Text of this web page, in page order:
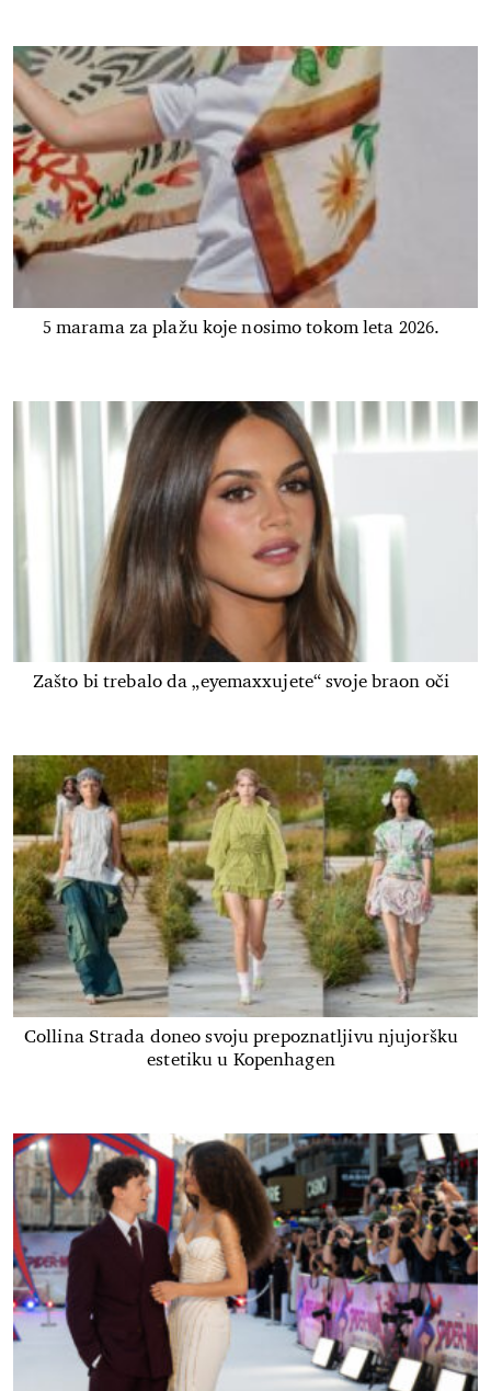
5 marama za plažu koje nosimo tokom leta 2026.
Zašto bi trebalo da „eyemaxxujete“ svoje braon oči
Collina Strada doneo svoju prepoznatljivu njujoršku
estetiku u Kopenhagen